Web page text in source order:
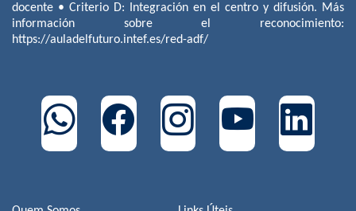
docente • Criterio D: Integración en el centro y difusión. Más
información sobre el reconocimiento:
https://auladelfuturo.intef.es/red-adf/